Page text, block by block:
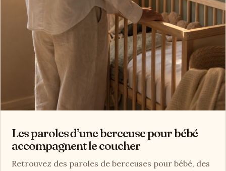
Les paroles d’une berceuse pour bébé
accompagnent le coucher
Retrouvez des paroles de berceuses pour bébé, des